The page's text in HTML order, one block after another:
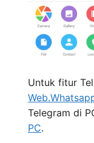
Untuk fitur
Telegram di
PC.